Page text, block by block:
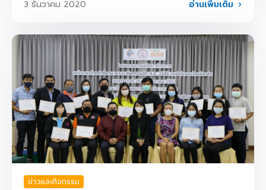
3 ธันวาคม 2020 อ่านเพิ่มเติม
ข่าวและกิจกรรม